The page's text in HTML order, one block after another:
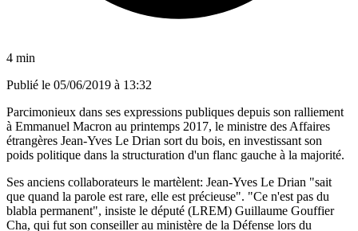
4 min
Publié le 05/06/2019 à 13:32
Parcimonieux dans ses expressions publiques depuis son ralliement
à Emmanuel Macron au printemps 2017, le ministre des Affaires
étrangères Jean-Yves Le Drian sort du bois, en investissant son
poids politique dans la structuration d'un flanc gauche à la majorité.
Ses anciens collaborateurs le martèlent: Jean-Yves Le Drian "sait
que quand la parole est rare, elle est précieuse". "Ce n'est pas du
blabla permanent", insiste le député (LREM) Guillaume Gouffier
Cha, qui fut son conseiller au ministère de la Défense lors du